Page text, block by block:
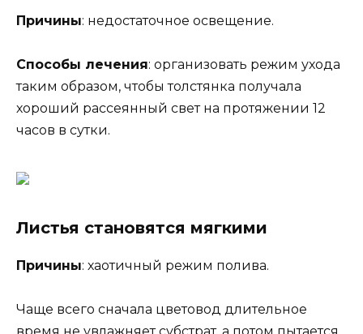
Причины: недостаточное освещение.
Способы лечения: организовать режим ухода
таким образом, чтобы толстянка получала
хороший рассеянный свет на протяжении 12
часов в сутки.
Листья становятся мягкими
Причины: хаотичный режим полива.
Чаще всего сначала цветовод длительное